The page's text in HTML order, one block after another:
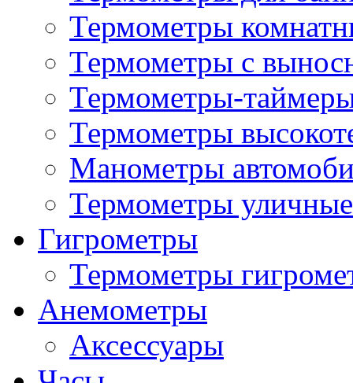
Термометры
Термометры с
Термометры-
Термометры
Манометры
Термометры уличные
Гигрометры
Термометры
Анемометры
Аксессуары